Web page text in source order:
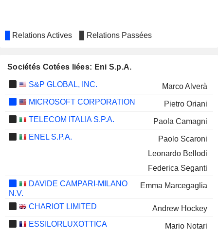
Relations Actives Relations Passées
Sociétés Cotées liées: Eni S.p.A.
S&P GLOBAL, INC.
Marco Alverà
MICROSOFT CORPORATION
Pietro Oriani
TELECOM ITALIA S.P.A.
Paola Camagni
ENEL S.P.A.
Paolo Scaroni
Leonardo Bellodi
Federica Seganti
DAVIDE CAMPARI-MILANO
N.V.
Emma Marcegaglia
CHARIOT LIMITED
Andrew Hockey
ESSILORLUXOTTICA
Mario Notari